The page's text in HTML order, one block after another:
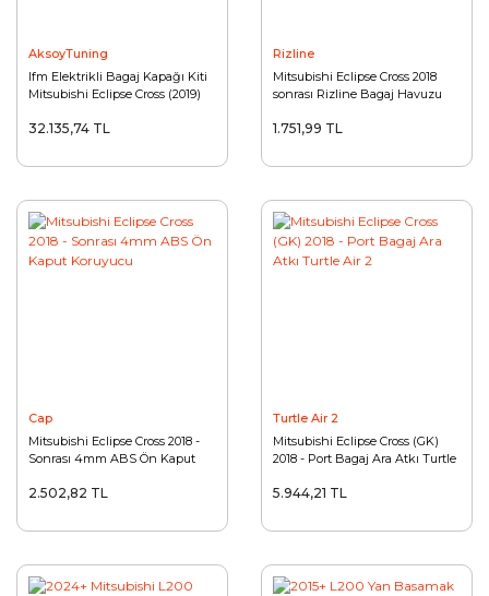
AksoyTuning
Ifm Elektrikli Bagaj Kapağı Kiti
Mitsubishi Eclipse Cross (2019)
32.135,74 TL
Rizline
Mitsubishi Eclipse Cross 2018
sonrası Rizline Bagaj Havuzu
1.751,99 TL
Cap
Mitsubishi Eclipse Cross 2018 -
Sonrası 4mm ABS Ön Kaput
2.502,82 TL
Turtle Air 2
Mitsubishi Eclipse Cross (GK)
2018 - Port Bagaj Ara Atkı Turtle
5.944,21 TL